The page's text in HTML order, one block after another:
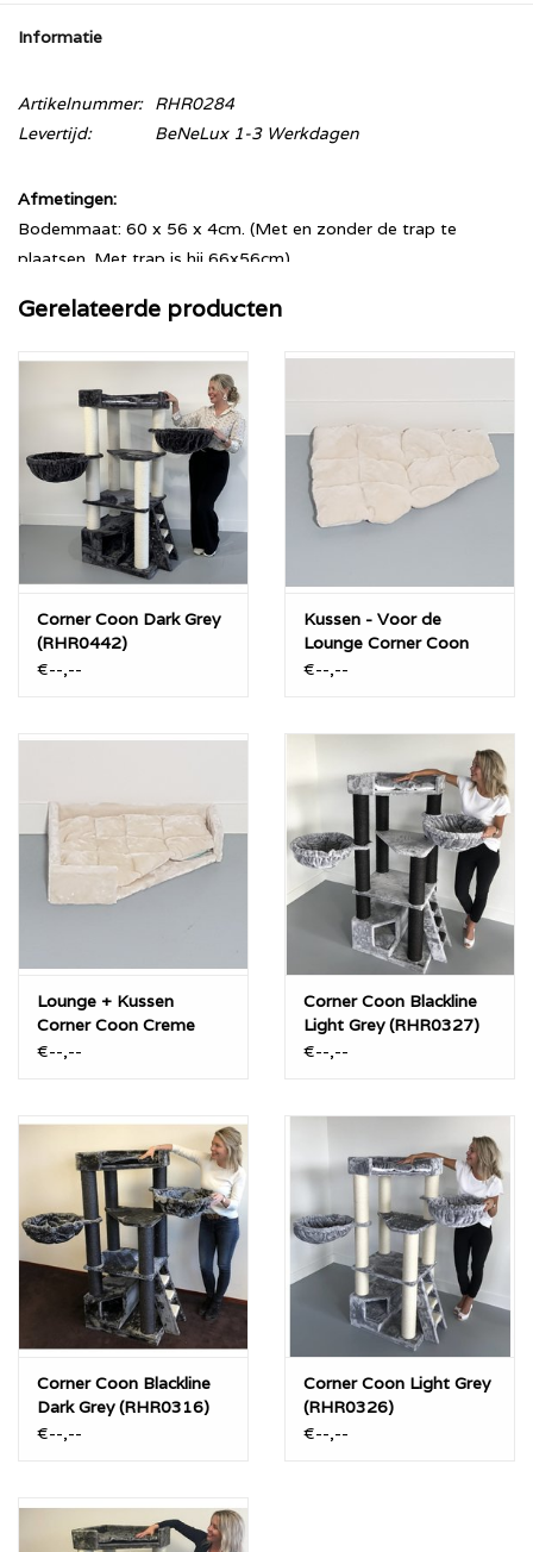
Informatie
Artikelnummer:
RHR0284
Levertijd:
BeNeLux 1-3 Werkdagen
Afmetingen:
Bodemmaat: 60 x 56 x 4cm. (Met en zonder de trap te
plaatsen. Met trap is hij 66x56cm)
Sisalpalen: 12 cm diameter
Dircetiezetel boven: 60x49 , met uitneembaar kussen.
Beschikbare kleurpatronen:
Creme (Creme Sisal)
Taupe (Creme Sisal)
Licht Grijs (Creme Sisal)
“Blackline” Licht Grijs (Zwart Sisal)
“Blackline” Donker Grijs (Zwart Sisal)
Gerelateerde producten
Corner Coon Dark Grey
(RHR0442)
€--,--
Kussen - Voor de
Lounge Corner Coon
Creme
€--,--
Lounge + Kussen
Corner Coon Creme
€--,--
Corner Coon Blackline
Light Grey (RHR0327)
€--,--
Corner Coon Blackline
Dark Grey (RHR0316)
€--,--
Corner Coon Light Grey
(RHR0326)
€--,--